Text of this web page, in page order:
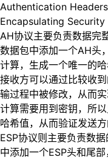
Authentication
Encapsulating Security
AH协议主要负责数据完
数据包中添加一个AH头
计算，生成一个唯一的
接收方可以通过比较收
输过程中被修改，从而
计算需要用到密钥，所
哈希值，从而验证发送方
ESP协议则主要负责数
中添加一个ESP头和尾